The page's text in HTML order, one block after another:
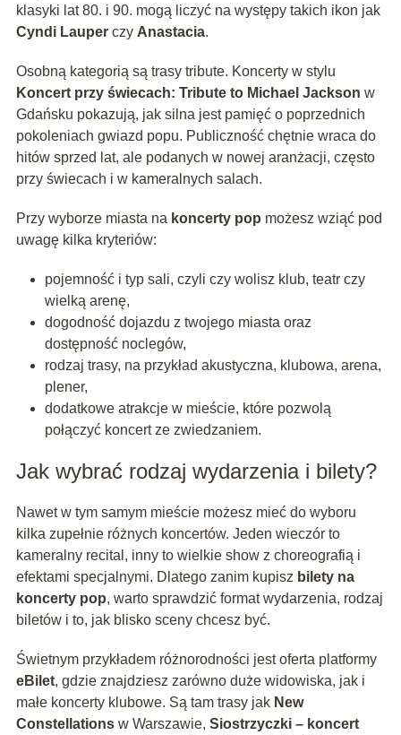
klasyki lat 80. i 90. mogą liczyć na występy takich ikon jak
Cyndi Lauperczy Anastacia.
Osobną kategorią są trasy tribute. Koncerty w stylu
Koncert przy świecach: Tribute to Michael Jackson w
Gdańsku pokazują, jak silna jest pamięć o poprzednich
pokoleniach gwiazd popu. Publiczność chętnie wraca do
hitów sprzed lat, ale podanych w nowej aranżacji, często
przy świecach i w kameralnych salach.
Przy wyborze miasta na koncerty pop możesz wziąć pod
uwagę kilka kryteriów:
pojemność i typ sali, czyli czy wolisz klub, teatr czy
wielką arenę,
dogodność dojazdu z twojego miasta oraz
dostępność noclegów,
rodzaj trasy, na przykład akustyczna, klubowa, arena,
plener,
dodatkowe atrakcje w mieście, które pozwolą
połączyć koncert ze zwiedzaniem.
Jak wybrać rodzaj wydarzenia i bilety?
Nawet w tym samym mieście możesz mieć do wyboru
kilka zupełnie różnych koncertów. Jeden wieczór to
kameralny recital, inny to wielkie show z choreografią i
efektami specjalnymi. Dlatego zanim kupisz bilety na
koncerty pop, warto sprawdzić format wydarzenia, rodzaj
biletów i to, jak blisko sceny chcesz być.
Świetnym przykładem różnorodności jest oferta platformy
eBilet, gdzie znajdziesz zarówno duże widowiska, jak i
małe koncerty klubowe. Są tam trasy jak New
Constellationsw Warszawie, Siostrzyczki – koncert